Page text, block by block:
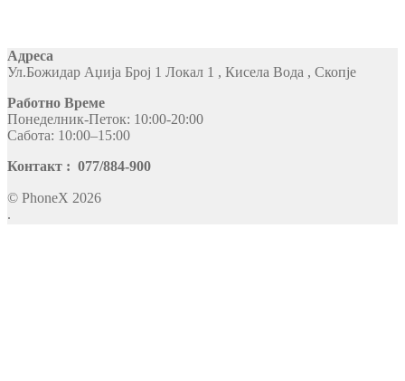
Адреса
Ул.Божидар Аџија Број 1 Локал 1 , Кисела Вода , Скопје
Работно Време
Понеделник-Петок: 10:00-20:00
Сабота: 10:00–15:00
Контакт : 077/884-900
© PhoneX 2026
.